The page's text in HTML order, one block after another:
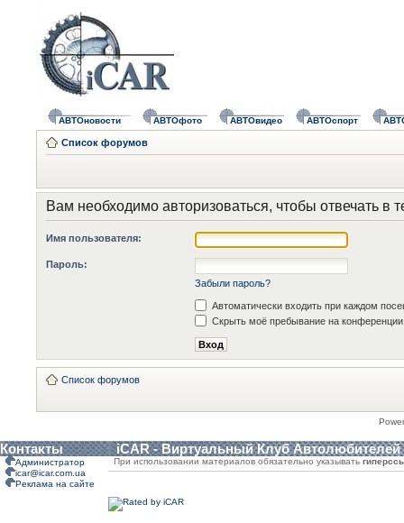
АВТОновости АВТОфото АВТОвидео АВТОспорт
Список форумов
Вам необходимо авторизоваться, чтобы отвечать в
Имя пользователя:
Пароль:
Забыли пароль?
Автоматически входить при каждом
Скрыть моё пребывание на конференции
Список форумов
Контакты iCAR - Виртуальный Клуб Автолюбителей
Администратор
icar@icar.com.ua
Реклама на сайте
При использовании материалов обязательно указывать